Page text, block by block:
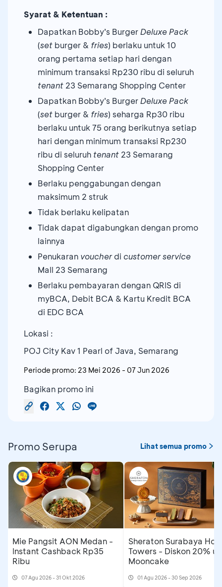
Syarat & Ketentuan :
Dapatkan Bobby’s BurgerDeluxe Pack
(set burger & fries) berlaku untuk 10
orang pertama setiap hari dengan
minimum transaksi Rp230 ribu di seluruh
tenant 23 Semarang Shopping Center
Dapatkan Bobby’s BurgerDeluxe Pack
(set burger & fries) seharga Rp30 ribu
berlaku untuk 75 orang berikutnya setiap
hari dengan minimum transaksi Rp230
ribu di seluruh tenant 23 Semarang
Shopping Center
Berlaku penggabungan dengan
maksimum 2 struk
Tidak berlaku kelipatan
Tidak dapat digabungkan dengan promo
lainnya
Penukaran voucherdi customer service
Mall 23 Semarang
Berlaku pembayaran dengan QRIS di
myBCA, Debit BCA & Kartu Kredit BCA
di EDC BCA
Lokasi :
POJ City Kav 1 Pearl of Java, Semarang
Periode promo: 23 Mei 2026 - 07 Jun 2026
Bagikan promo ini
Promo Serupa Lihat semua promo
Mie Pangsit AON Medan -
Instant Cashback Rp35
Ribu
07 Agu 2026 - 31 Okt 2026
Sheraton Surabaya
Towers - Diskon 20%
Mooncake
01 Agu 2026 - 30 Sep 2026